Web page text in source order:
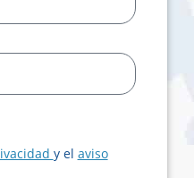
y el aviso